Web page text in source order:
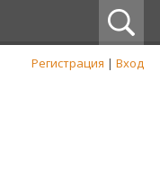
Регистрация | Вход